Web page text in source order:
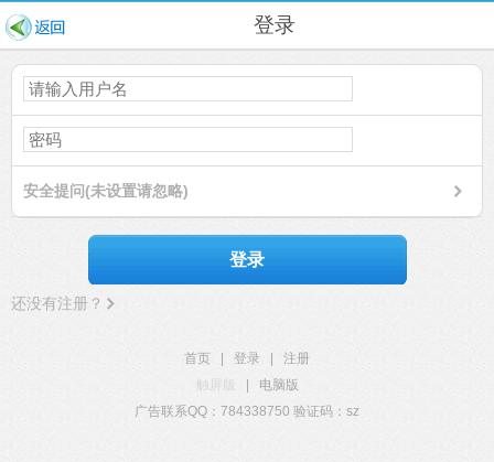
登录
安全提问(未设置请忽略)
登录
还没有注册？
首页 登录
注册
触屏版
电脑版
广告联系QQ：784338750 验证码：sz